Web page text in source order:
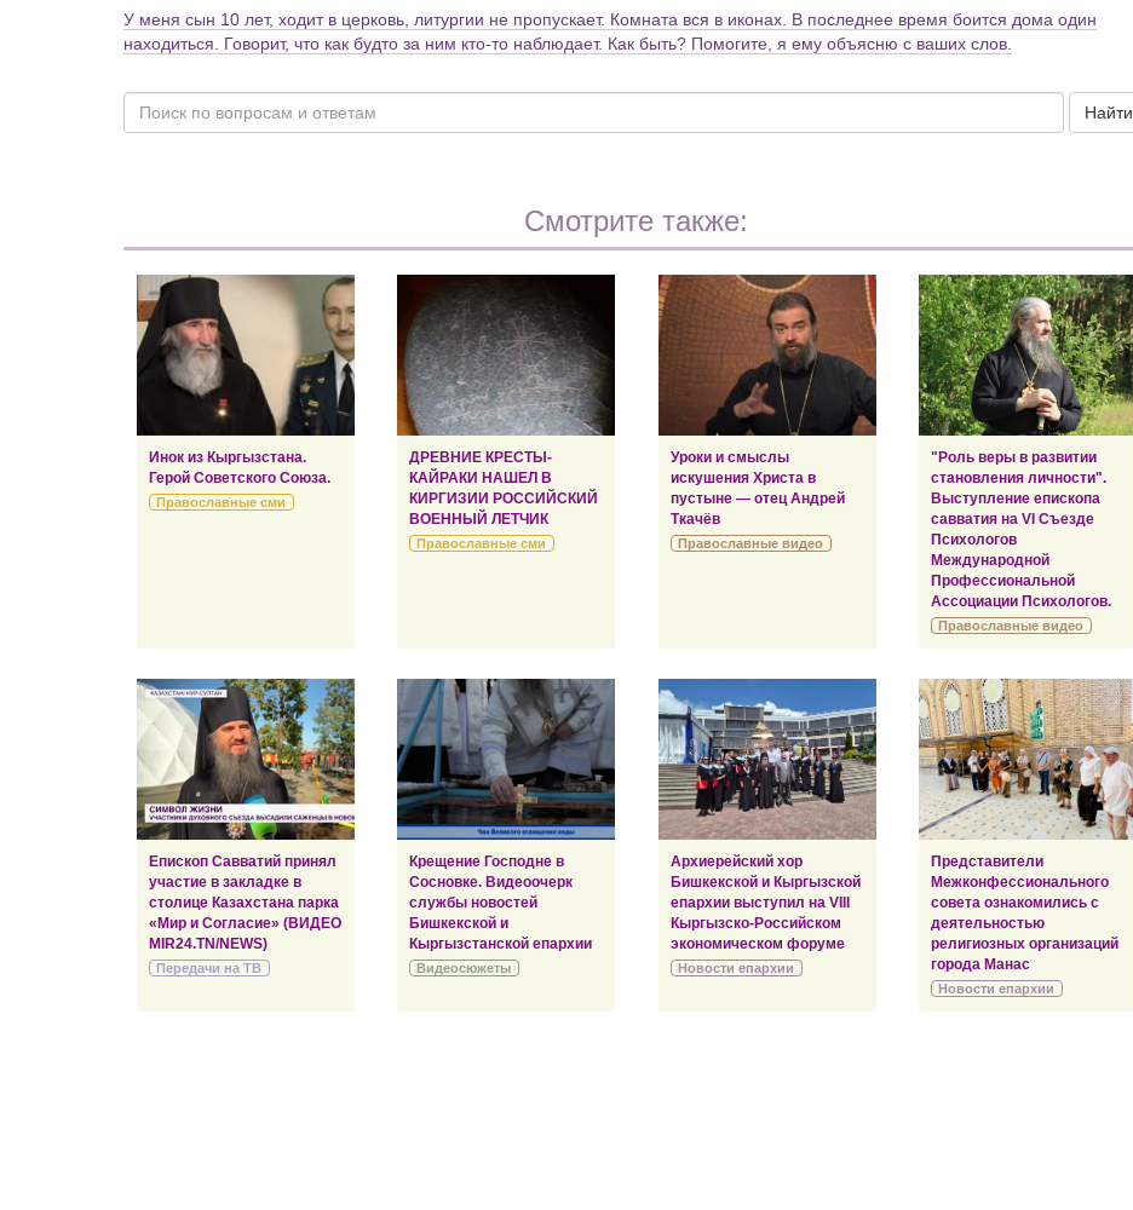
У меня сын 10 лет, ходит в церковь, литургии не пропускает. Комната вся в иконах. В последнее время боится дома один
находиться. Говорит, что как будто за ним кто-то наблюдает. Как быть? Помогите, я ему объясню с ваших слов.
Найти
Смотрите также:
Инок из Кыргызстана.
Герой Советского Союза.
Православные сми
ДРЕВНИЕ КРЕСТЫ-
КАЙРАКИ НАШЕЛ В
КИРГИЗИИ РОССИЙСКИЙ
ВОЕННЫЙ ЛЕТЧИК
Православные сми
Уроки и смыслы
искушения Христа в
пустыне — отец Андрей
Ткачёв
Православные видео
"Роль веры в развитии
становления личности".
Выступление епископа
савватия на VI Съезде
Психологов
Международной
Профессиональной
Ассоциации Психологов.
Православные видео
Епископ Савватий принял
участие в закладке в
столице Казахстана парка
«Мир и Согласие» (ВИДЕО
MIR24.TN/NEWS)
Передачи на ТВ
Крещение Господне в
Сосновке. Видеоочерк
службы новостей
Бишкекской и
Кыргызстанской епархии
Видеосюжеты
Архиерейский хор
Бишкекской и Кыргызской
епархии выступил на VIII
Кыргызско-Российском
экономическом форуме
Новости епархии
Представители
Межконфессионального
совета ознакомились с
деятельностью
религиозных организаций
города Манас
Новости епархии